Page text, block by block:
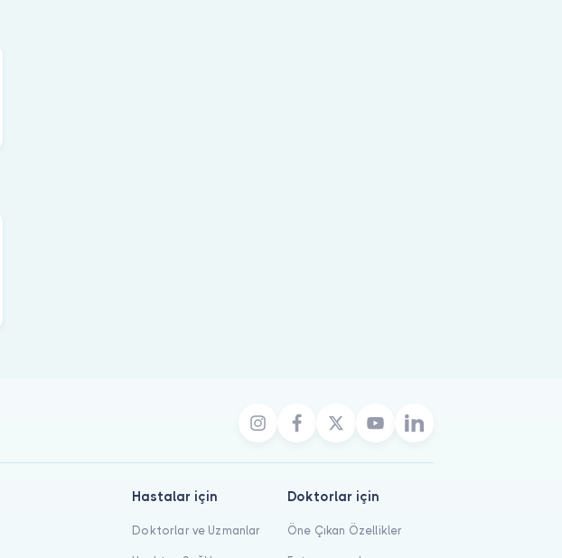
Hastalar için
Doktorlar ve Uzmanlar
Doktorlar için
Öne Çıkan Özellikler